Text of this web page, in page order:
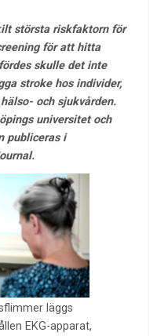
största riskfaktorn för
för att hitta
skulle det inte
stroke hos individer,
och sjukvården.
universitet och
publiceras i
läggs
EKG-apparat,